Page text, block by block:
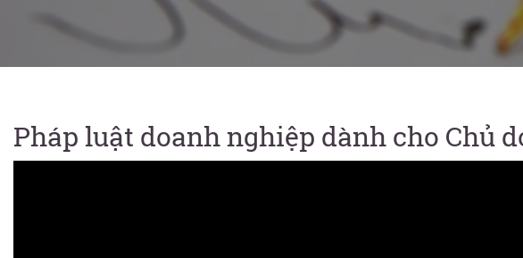
Pháp luật doanh nghiệp dành cho Chủ